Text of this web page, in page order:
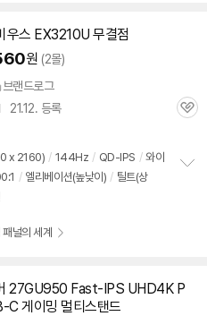
우스 EX3210U 무결점
원 (2몰)
브랜드로그
21.12. 등록
관
x 2160) / 144Hz / QD-IPS / 와이
/ 엘리베이션(높낮이) / 틸트(상
널의 세계
27GU950 Fast-IPS UHD4K P
게이밍 멀티스탠드